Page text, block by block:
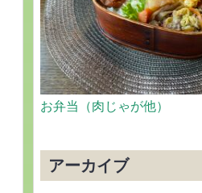
お弁当（肉じゃが他）
アーカイブ